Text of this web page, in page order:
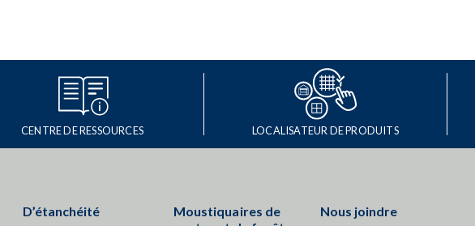
CENTRE DE RESSOURCES LOCALISATEUR DE PRODUITS
D’étanchéité
Moustiquaires de
Nous joindre